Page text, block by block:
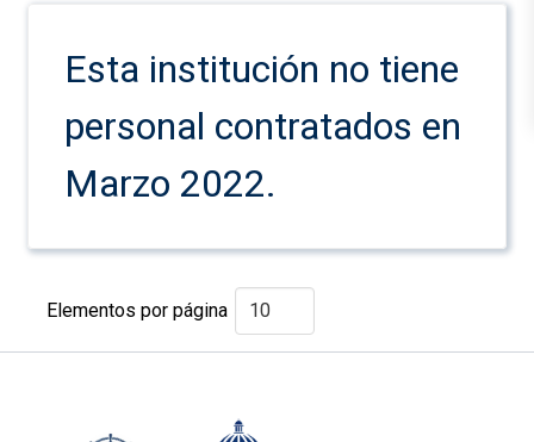
Esta institución no tiene
personal contratados en
Marzo 2022.
Elementos por página